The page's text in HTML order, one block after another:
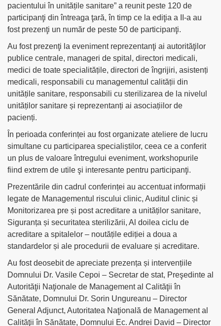
pacientului în unitățile sanitare” a reunit peste 120 de
participanţi din întreaga ţară, în timp ce la ediţia a II-a au
fost prezenţi un număr de peste 50 de participanţi.
Au fost prezenţi la eveniment reprezentanţi ai autorităţilor
publice centrale, manageri de spital, directori medicali,
medici de toate specialitățile, directori de îngrijiri, asistenți
medicali, responsabili cu managementul calității din
unitățile sanitare, responsabili cu sterilizarea de la nivelul
unităților sanitare și reprezentanți ai asociațiilor de
pacienți.
În perioada conferinței au fost organizate ateliere de lucru
simultane cu participarea specialiștilor, ceea ce a conferit
un plus de valoare întregului eveniment, workshopurile
fiind extrem de utile şi interesante pentru participanţi.
Prezentările din cadrul conferinței au accentuat informații
legate de Managementul riscului clinic, Auditul clinic și
Monitorizarea pre și post acreditare a unităților sanitare,
Siguranța și securitatea sterilizării, Al doilea ciclu de
acreditare a spitalelor – noutățile ediției a doua a
standardelor și ale procedurii de evaluare și acreditare.
Au fost deosebit de apreciate prezența și intervențiile
Domnului Dr. Vasile Cepoi – Secretar de stat, Preşedinte al
Autorităţii Naţionale de Management al Calităţii în
Sănătate, Domnului Dr. Sorin Ungureanu – Director
General Adjunct, Autoritatea Naţională de Management al
Calităţii în Sănătate, Domnului Ec. Andrei David – Director